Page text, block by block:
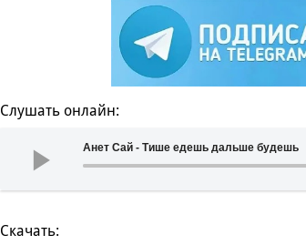
Слушать онлайн:
Анет Сай - Тише едешь дальше будешь
Скачать: